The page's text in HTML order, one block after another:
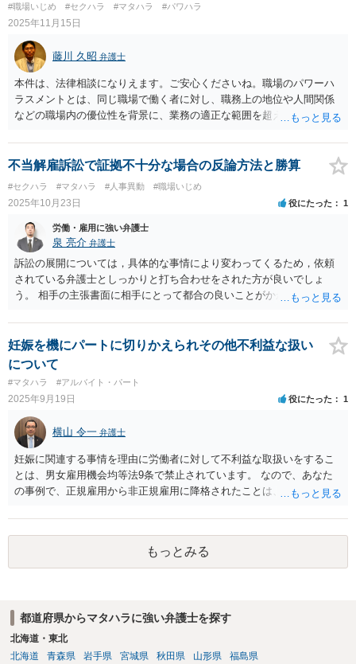
十五条 使用者は、六週間（多胎妊娠の場合にあつては、十四週間）
以内に出産する予定の女性が休業を請求した場合においては、その者
を就業させてはならない。 ② 使用者は、産後八週間を経過しない女
性を就業させてはならない。ただし、産後六週間を経過した女性が請
求した場合において、その者について医師が支障がないと認めた業務
に就かせることは、差し支えない。
#職場いじめ #セクハラ #マタハラ #パワハラ
2025年11月15日
藤川 久昭 弁護士
本件は、法律相談になりえます。ご安心くださいね。職場のパワーハ
ラスメントとは、同じ職場で働く者に対し、職務上の地位や人間関係
などの職場内の優位性を背景に、業務の適正な範囲を超えて、精神
本件の言動が、これらに該当するかどうか、証拠に基づいて、子細な
分析と慎重な対応が必要です。客観的証拠が不可欠です。１０年は時
効すれすれです。どうしてもどうしても納得いかなければ、この手の
問題に精通した弁護士等に、証拠等を直接示すなどして、詳細で分析
していただくのが良いと思われます。法的責任をきちんと追及された
い場合には、労働法にかなり詳しく、上記に関係した法理等にも通じ
た弁護士等に相談し、法的に正確に分析してもらい、今後の対応を検
討するべきです。
不当解雇訴訟で証拠不十分な場合の反論方法と勝算
#セクハラ #マタハラ #人事異動 #職場いじめ
2025年10月23日 役にたった 1
労働・雇用に強い弁護士
泉 亮介 弁護士
訴訟の展開については，具体的な事情により変わってくるため，依頼
されている弁護士としっかりと打ち合わせをされた方が良いでしょ
う。 相手の主張書面に相手にとって都合の良いことがかかれているこ
記載を裁判官がそのまま信用して判断をすると言うことは無いかと思
われます。
妊娠を機にパートに切りかえられその他不利益な扱い
について
#マタハラ #アルバイト・パート
2025年9月19日 役にたった 1
横山 令一 弁護士
妊娠に関連する事情を理由に労働者に対して不利益な取扱いをするこ
とは、男女雇用機会均等法9条で禁止されています。 なので、あなた
の事例で、正規雇用から非正規雇用に降格されたことは、違法の疑い
局の「雇用環境・均等室」が、紛争解決の援助をすることとされてい
ます。まずはそこを指名して、改めて労働局に相談することをお勧め
もっとみる
都道府県からマタハラに強い弁護士を探す
北海道・東北
北海道
青森県 岩手県 宮城県 秋田県 山形県 福島県